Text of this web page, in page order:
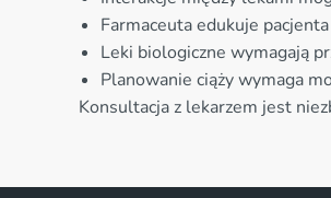
Farmaceuta edukuje
Leki biologiczne wymagają
Planowanie ciąży wymaga
Konsultacja z lekarzem jest